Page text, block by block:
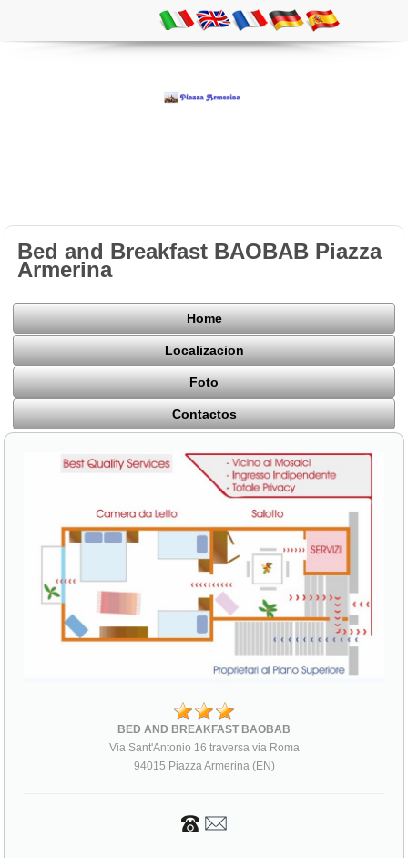
Bed and Breakfast BAOBAB Piazza
Armerina
Home
Localizacion
Foto
Contactos
BED AND BREAKFAST BAOBAB
Via Sant'Antonio 16 traversa via Roma
94015 Piazza Armerina (EN)